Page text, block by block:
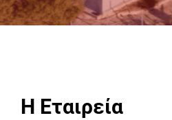
Η Εταιρεία